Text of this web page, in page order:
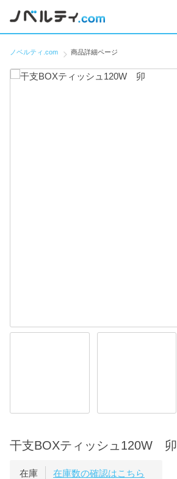
ノベルティ.com 商品詳細ページ
干支BOXティッシュ120W 卯
在庫 在庫数の確認はこちら